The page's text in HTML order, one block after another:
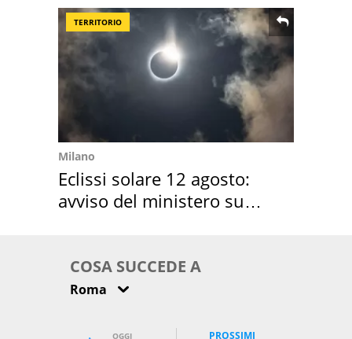
TERRITORIO
Milano
Eclissi solare 12 agosto:
avviso del ministero su